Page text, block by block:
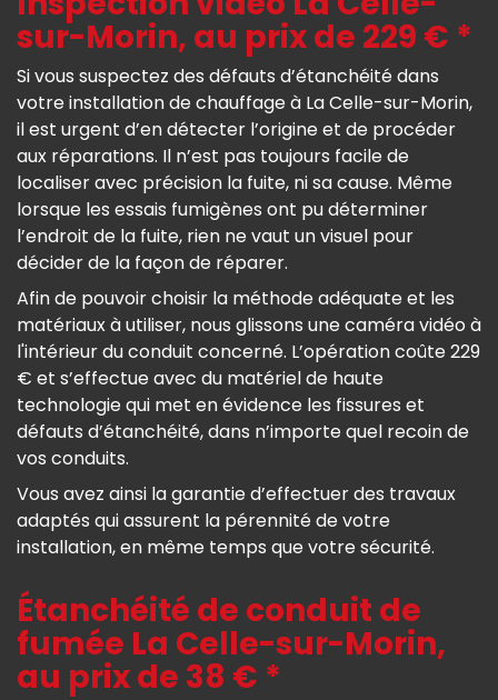
sur-Morin, au prix de 229 € *
Si vous suspectez des défauts d’étanchéité dans
votre installation de chauffage à La Celle-sur-Morin,
il est urgent d’en détecter l’origine et de procéder
aux réparations. Il n’est pas toujours facile de
localiser avec précision la fuite, ni sa cause. Même
lorsque les essais fumigènes ont pu déterminer
l’endroit de la fuite, rien ne vaut un visuel pour
décider de la façon de réparer.
Afin de pouvoir choisir la méthode adéquate et les
matériaux à utiliser, nous glissons une caméra vidéo à
l'intérieur du conduit concerné. L’opération coûte 229
€ et s’effectue avec du matériel de haute
technologie qui met en évidence les fissures et
défauts d’étanchéité, dans n’importe quel recoin de
vos conduits.
Vous avez ainsi la garantie d’effectuer des travaux
adaptés qui assurent la pérennité de votre
installation, en même temps que votre sécurité.
Étanchéité de conduit de
fumée La Celle-sur-Morin,
au prix de 38 € *